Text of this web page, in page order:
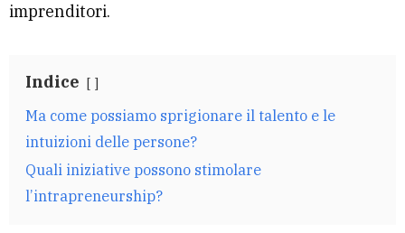
imprenditori.
Indice
Ma come possiamo sprigionare il talento e le
intuizioni delle persone?
Quali iniziative possono stimolare
l’intrapreneurship?